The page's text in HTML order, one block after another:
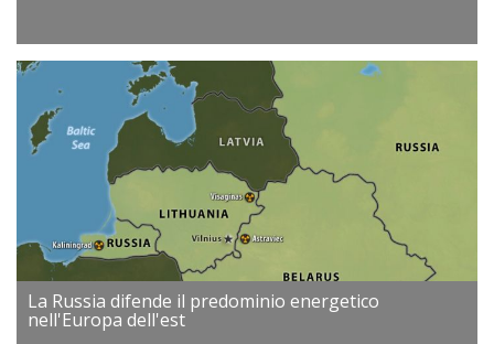
La Russia difende il predominio energetico
nell'Europa dell'est